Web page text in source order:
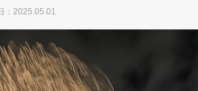
：2025.05.01